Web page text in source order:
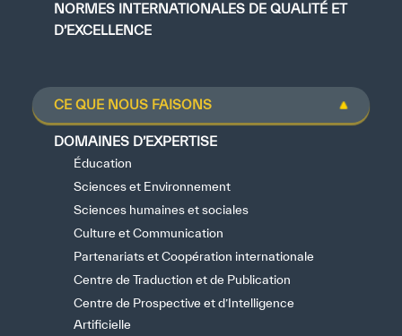
NORMES INTERNATIONALES DE QUALITÉ ET
D’EXCELLENCE
CE QUE NOUS FAISONS
DOMAINES D’EXPERTISE
Éducation
Sciences et Environnement
Sciences humaines et sociales
Culture et Communication
Partenariats et Coopération internationale
Centre de Traduction et de Publication
Centre de Prospective et d’Intelligence
Artificielle